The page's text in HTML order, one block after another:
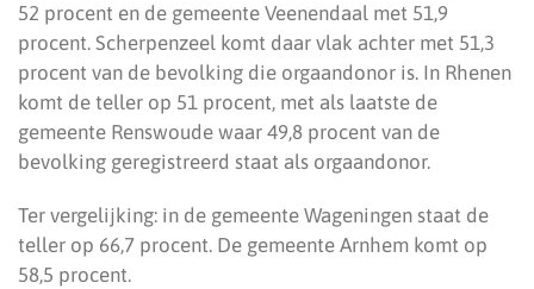
52 procent en de gemeente Veenendaal met 51,9
procent. Scherpenzeel komt daar vlak achter met 51,3
procent van de bevolking die orgaandonor is. In Rhenen
komt de teller op 51 procent, met als laatste de
gemeente Renswoude waar 49,8 procent van de
bevolking geregistreerd staat als orgaandonor.
Ter vergelijking: in de gemeente Wageningen staat de
teller op 66,7 procent. De gemeente Arnhem komt op
58,5 procent.